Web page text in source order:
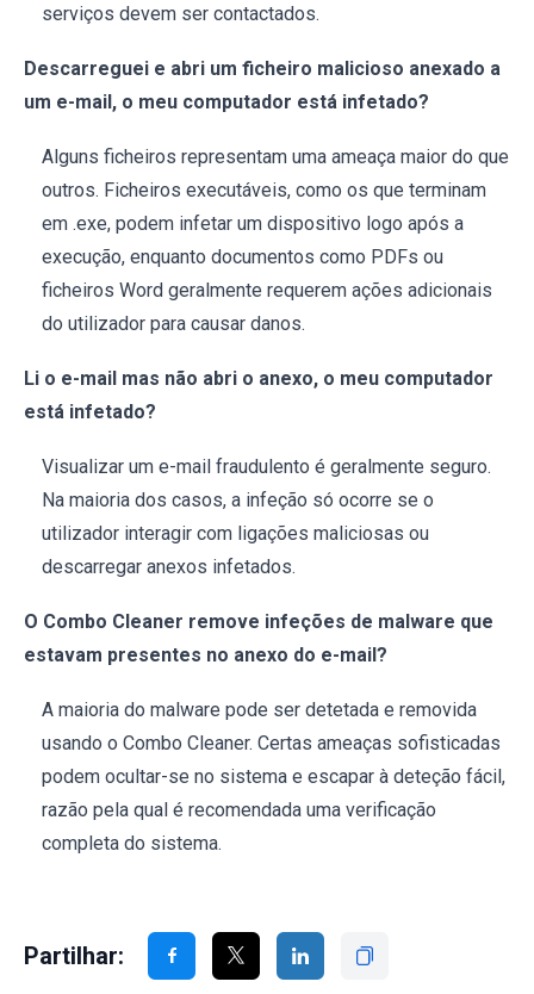
serviços devem ser contactados.
Descarreguei e abri um ficheiro malicioso anexado a
um e-mail, o meu computador está infetado?
Alguns ficheiros representam uma ameaça maior do que
outros. Ficheiros executáveis, como os que terminam
em .exe, podem infetar um dispositivo logo após a
execução, enquanto documentos como PDFs ou
ficheiros Word geralmente requerem ações adicionais
do utilizador para causar danos.
Li o e-mail mas não abri o anexo, o meu computador
está infetado?
Visualizar um e-mail fraudulento é geralmente seguro.
Na maioria dos casos, a infeção só ocorre se o
utilizador interagir com ligações maliciosas ou
descarregar anexos infetados.
O Combo Cleaner remove infeções de malware que
estavam presentes no anexo do e-mail?
A maioria do malware pode ser detetada e removida
usando o Combo Cleaner. Certas ameaças sofisticadas
podem ocultar-se no sistema e escapar à deteção fácil,
razão pela qual é recomendada uma verificação
completa do sistema.
Partilhar: